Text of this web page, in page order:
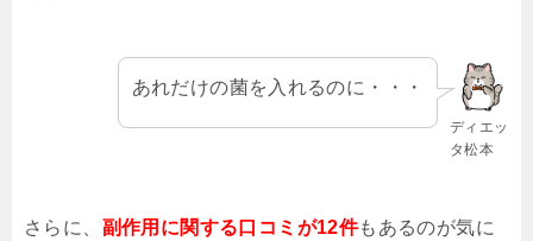
ディエッ
タ松本
あれだけの菌を入れるのに・・・
さらに、 副作用に関する口コミが12件もあるのが気に